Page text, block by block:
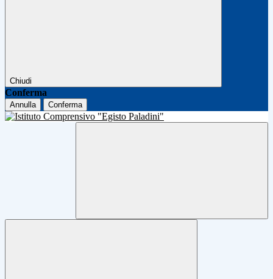
Chiudi
Conferma
Annulla Conferma